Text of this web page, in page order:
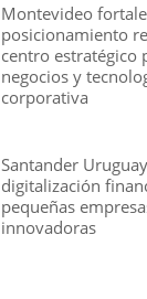
Montevideo
posicionamiento
centro estratégico
negocios y
corporativa
Santander
digitalización
pequeñas
innovadoras